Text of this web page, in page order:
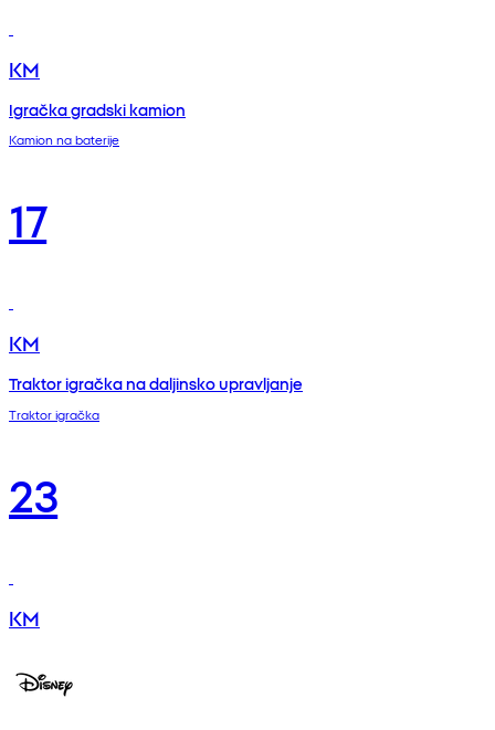
KM
Igračka gradski kamion
Kamion na baterije
17
KM
Traktor igračka na daljinsko upravljanje
Traktor igračka
23
KM